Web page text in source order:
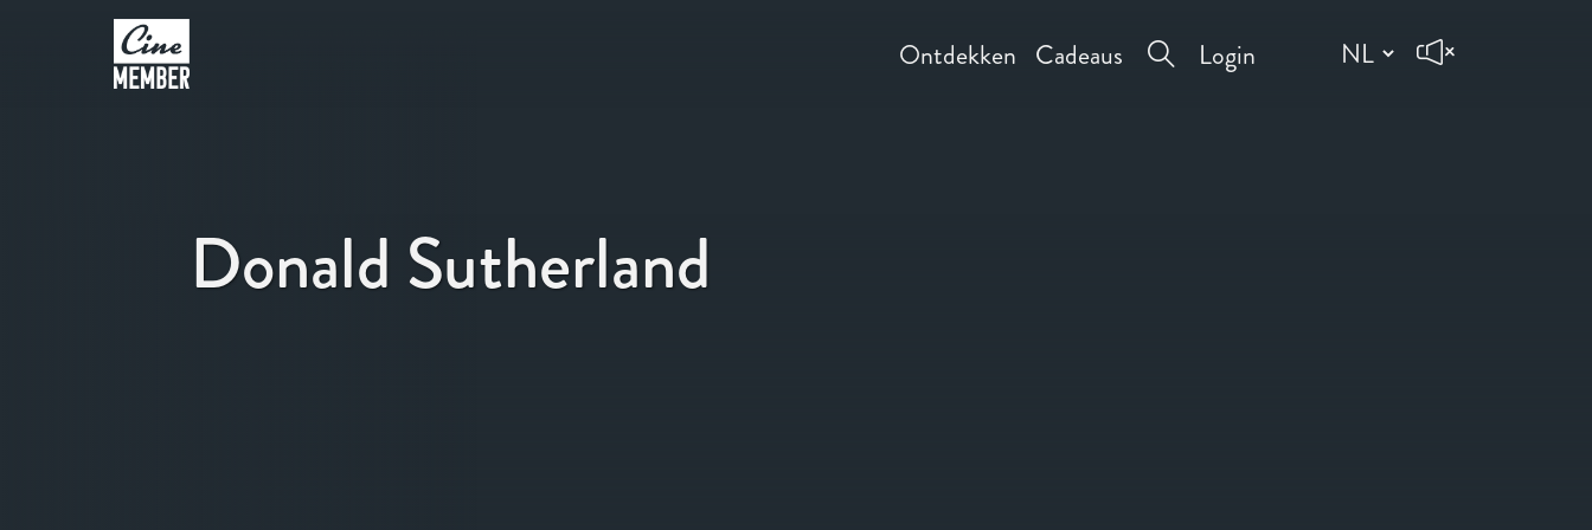
Ontdekken Cadeaus Login
Donald Sutherland